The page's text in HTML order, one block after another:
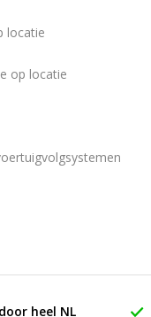
locatie
op locatie
door heel NL